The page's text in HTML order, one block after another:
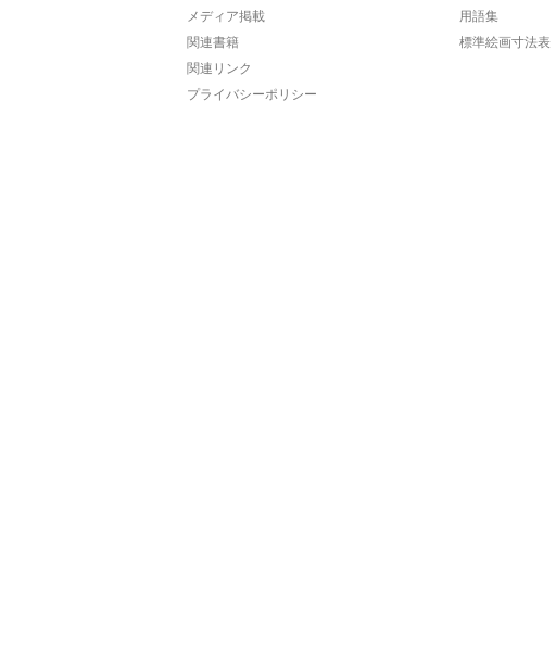
メディア掲載
関連書籍
関連リンク
プライバシーポリシー
用語集
標準絵画寸法表